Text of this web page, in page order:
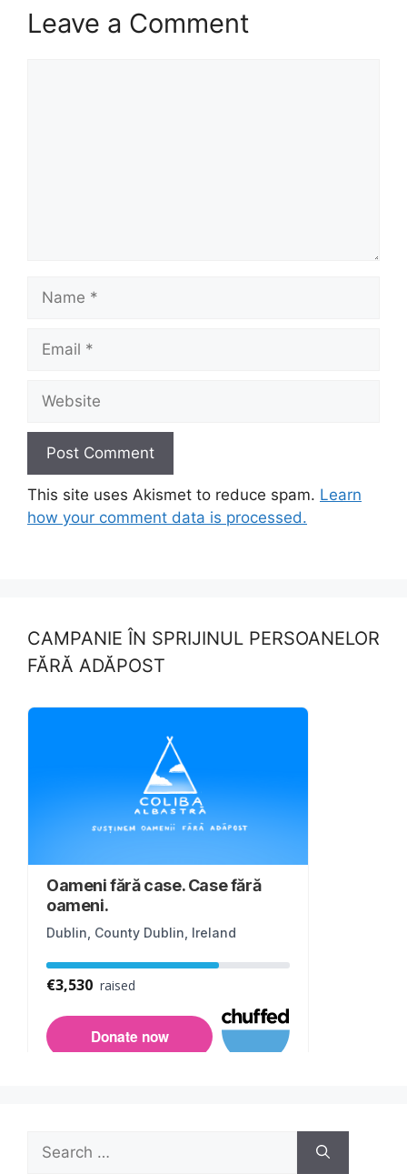
Leave a Comment
This site uses Akismet to reduce spam. Learn
how your comment data is processed.
CAMPANIE ÎN SPRIJINUL PERSOANELOR
FĂRĂ ADĂPOST
Search
for: